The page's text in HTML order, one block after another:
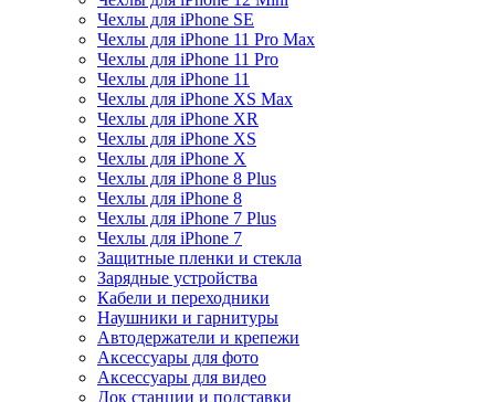
Чехлы для iPhone SE
Чехлы для iPhone 11 Pro Max
Чехлы для iPhone 11 Pro
Чехлы для iPhone 11
Чехлы для iPhone XS Max
Чехлы для iPhone XR
Чехлы для iPhone XS
Чехлы для iPhone X
Чехлы для iPhone 8 Plus
Чехлы для iPhone 8
Чехлы для iPhone 7 Plus
Чехлы для iPhone 7
Защитные пленки и стекла
Зарядные устройства
Кабели и переходники
Наушники и гарнитуры
Автодержатели и крепежи
Аксессуары для фото
Аксессуары для видео
Док станции и подставки